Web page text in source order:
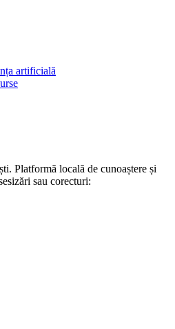
artificială
. Platformă locală de cunoaștere și
sau corecturi: